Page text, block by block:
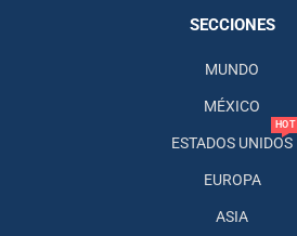
SECCIONES
MUNDO
MÉXICO
ESTADOS UNIDOS
HOT
EUROPA
ASIA